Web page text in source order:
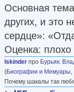
Основная
других, и это
сердце»:
Оценка: плохо
Iskinder про Бурьяк:
(Биографии и Мемуары,
Почему шакалы так